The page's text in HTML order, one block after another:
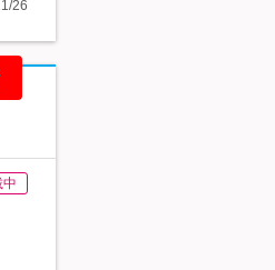
26
中